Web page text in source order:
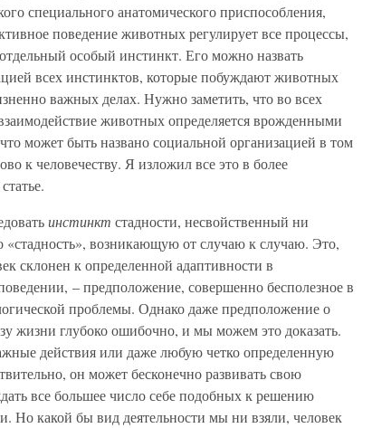
специального анатомического приспособления,
поведение животных регулирует все процессы,
особый инстинкт. Его можно назвать
всех инстинктов, которые побуждают животных
важных делах. Нужно заметить, что во всех
животных определяется врожденными
может быть названо социальной организацией в том
к человечеству. Я изложил все это в более
инстинкт стадности, несвойственный ни
«стадность», возникающую от случаю к случаю. Это,
склонен к определенной адаптивности в
– предположение, совершенно бесполезное в
проблемы. Однако даже предположение о
жизни глубоко ошибочно, и мы можем это доказать.
действия или даже любую четко определенную
он может бесконечно развивать свою
все большее число себе подобных к решению
Но какой бы вид деятельности мы ни взяли, человек